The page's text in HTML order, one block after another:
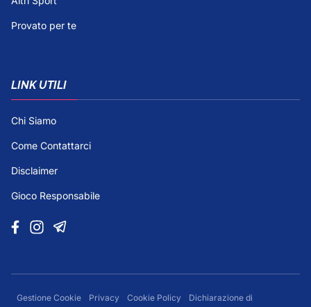
Provato per te
LINK UTILI
Chi Siamo
Come Contattarci
Disclaimer
Gioco Responsabile
Gestione Cookie Privacy Cookie Policy Dichiarazione di